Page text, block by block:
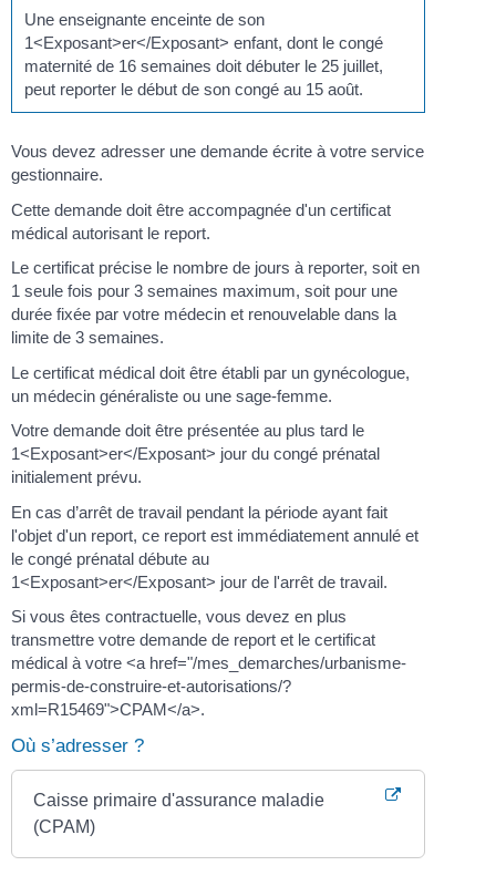
Une enseignante enceinte de son
1<Exposant>er</Exposant> enfant, dont le congé
maternité de 16 semaines doit débuter le 25 juillet,
peut reporter le début de son congé au 15 août.
Vous devez adresser une demande écrite à votre service
gestionnaire.
Cette demande doit être accompagnée d'un certificat
médical autorisant le report.
Le certificat précise le nombre de jours à reporter, soit en
1 seule fois pour 3 semaines maximum, soit pour une
durée fixée par votre médecin et renouvelable dans la
limite de 3 semaines.
Le certificat médical doit être établi par un gynécologue,
un médecin généraliste ou une sage-femme.
Votre demande doit être présentée au plus tard le
1<Exposant>er</Exposant> jour du congé prénatal
initialement prévu.
En cas d’arrêt de travail pendant la période ayant fait
l'objet d'un report, ce report est immédiatement annulé et
le congé prénatal débute au
1<Exposant>er</Exposant> jour de l'arrêt de travail.
Si vous êtes contractuelle, vous devez en plus
transmettre votre demande de report et le certificat
médical à votre <a href="/mes_demarches/urbanisme-
permis-de-construire-et-autorisations/?
xml=R15469">CPAM</a>.
Où s’adresser ?
Caisse primaire d'assurance maladie
(CPAM)